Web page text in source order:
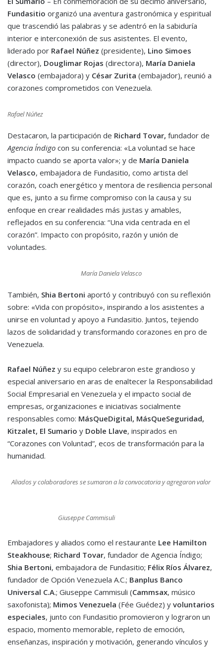
Fundasitio organizó una aventura gastronómica y espiritual
que trascendió las palabras y se adentró en la sabiduría
interior e interconexión de sus asistentes. El evento,
liderado por Rafael Núñez (presidente), Lino Simoes
(director), Douglimar Rojas (directora), María Daniela
Velasco (embajadora) y César Zurita (embajador), reunió a
corazones comprometidos con Venezuela.
Rafael Núñez
Destacaron, la participación de Richard Tovar, fundador de
Agencia Índigo con su conferencia: «La voluntad se hace
impacto cuando se aporta valor»; y de María Daniela
Velasco, embajadora de Fundasitio, como artista del
corazón, coach energético y mentora de resiliencia personal
que es, junto a su firme compromiso con la causa y su
enfoque en crear realidades más justas y amables,
reflejados en su conferencia: “Una vida centrada en el
corazón”. Impacto con propósito, razón y unión de
voluntades.
María Daniela Velasco
También, Shia Bertoni aportó y contribuyó con su reflexión
sobre: «Vida con propósito», inspirando a los asistentes a
unirse en voluntad y apoyo a Fundasitio. Juntos, tejiendo
lazos de solidaridad y transformando corazones en pro de
Venezuela.
Rafael Núñez y su equipo celebraron este grandioso y
especial aniversario en aras de enaltecer la Responsabilidad
Social Empresarial en Venezuela y el impacto social de
empresas, organizaciones e iniciativas socialmente
responsables como: MásQueDigital, MásQueSeguridad,
Kitzalet, El Sumario y Doble Llave, inspirados en
“Corazones con Voluntad”, ecos de transformación para la
humanidad.
Aliados y colaboradores se sumaron a la convocatoria y agregaron valor
Giuseppe Cammisuli
Embajadores y aliados como el restaurante Lee Hamilton
Steakhouse; Richard Tovar, fundador de Agencia Índigo;
Shia Bertoni, embajadora de Fundasitio; Félix Ríos Álvarez,
fundador de Opción Venezuela A.C.; Banplus Banco
Universal C.A.; Giuseppe Cammisuli (Cammsax, músico
saxofonista); Mimos Venezuela (Fée Guédez) y voluntarios
especiales, junto con Fundasitio promovieron y lograron un
espacio, momento memorable, repleto de emoción,
enseñanzas, inspiración y motivación, generando vínculos y